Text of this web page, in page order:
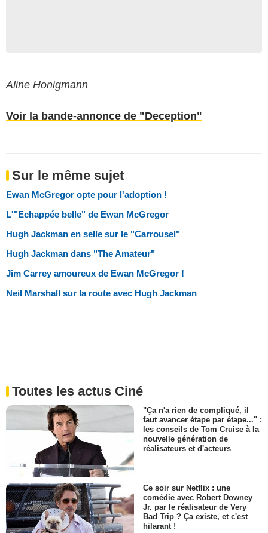
Aline Honigmann
Voir la bande-annonce de "Deception"
Sur le même sujet
Ewan McGregor opte pour l'adoption !
L'"Echappée belle" de Ewan McGregor
Hugh Jackman en selle sur le "Carrousel"
Hugh Jackman dans "The Amateur"
Jim Carrey amoureux de Ewan McGregor !
Neil Marshall sur la route avec Hugh Jackman
Toutes les actus Ciné
"Ça n'a rien de compliqué, il
faut avancer étape par étape..." :
les conseils de Tom Cruise à la
nouvelle génération de
réalisateurs et d'acteurs
Ce soir sur Netflix : une
comédie avec Robert Downey
Jr. par le réalisateur de Very
Bad Trip ? Ça existe, et c'est
hilarant !